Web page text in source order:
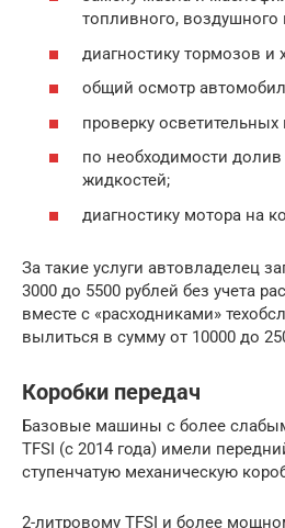
топливного, воздушного
диагностику тормозов и
общий осмотр
проверку осветительных
по необходимости
жидкостей;
диагностику мотора на
За такие услуги автовладелец
3000 до 5500 рублей без учета
вместе с «расходниками»
вылиться в сумму от 10000 до
Коробки передач
Базовые машины с более
TFSI (с 2014 года) имели
ступенчатую механическую
2-литровому TFSI и более